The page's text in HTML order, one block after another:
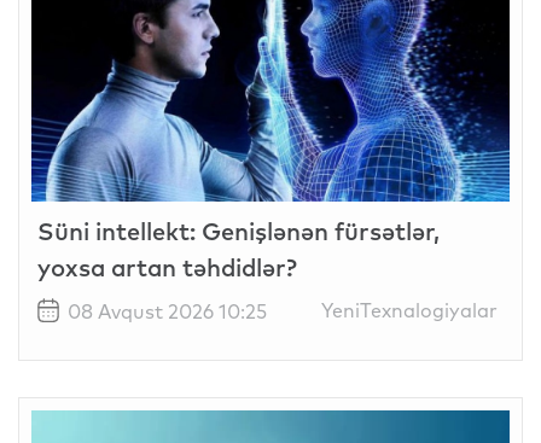
Süni intellekt: Genişlənən fürsətlər,
yoxsa artan təhdidlər?
08 Avqust 2026 10:25 YeniTexnalogiyalar